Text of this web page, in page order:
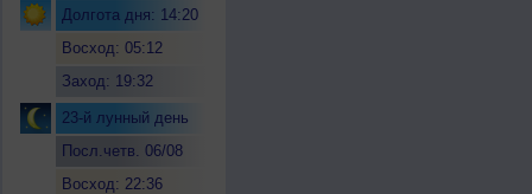
Долгота дня: 14:20
Восход: 05:12
Заход: 19:32
23-й лунный день
Посл.четв. 06/08
Восход: 22:36